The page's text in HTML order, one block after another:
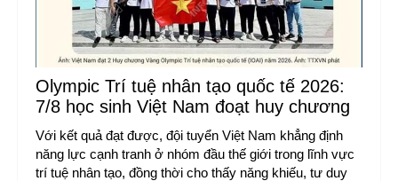
Olympic Trí tuệ nhân tạo quốc tế 2026:
7/8 học sinh Việt Nam đoạt huy chương
Với kết quả đạt được, đội tuyển Việt Nam khẳng định
năng lực cạnh tranh ở nhóm đầu thế giới trong lĩnh vực
trí tuệ nhân tạo, đồng thời cho thấy năng khiếu, tư duy